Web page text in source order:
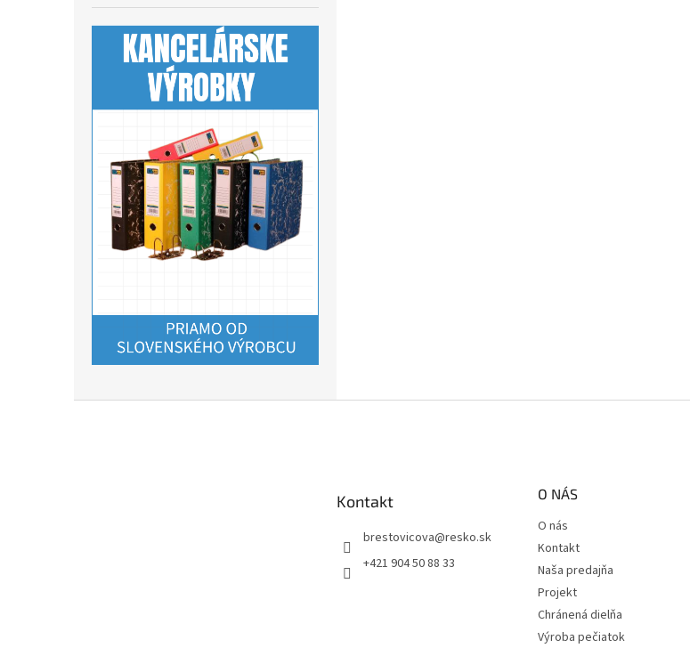
Kontakt
brestovicova@resko.sk
+421 904 50 88 33
O NÁS
O nás
Kontakt
Naša predajňa
Projekt
Chránená dielňa
Výroba pečiatok